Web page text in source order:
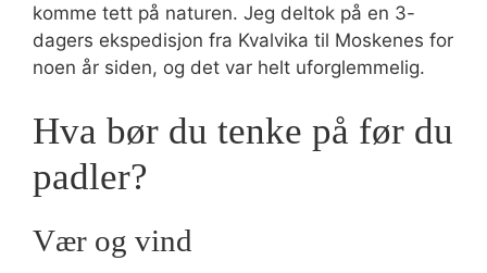
komme tett på naturen. Jeg deltok på en 3-
dagers ekspedisjon fra Kvalvika til Moskenes for
noen år siden, og det var helt uforglemmelig.
Hva bør du tenke på før du
padler?
Vær og vind